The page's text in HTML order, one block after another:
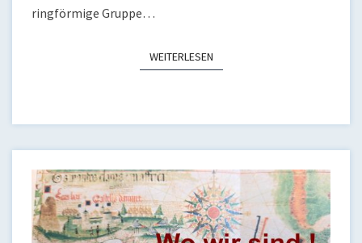
ringförmige Gruppe…
WEITERLESENWEITERLESEN